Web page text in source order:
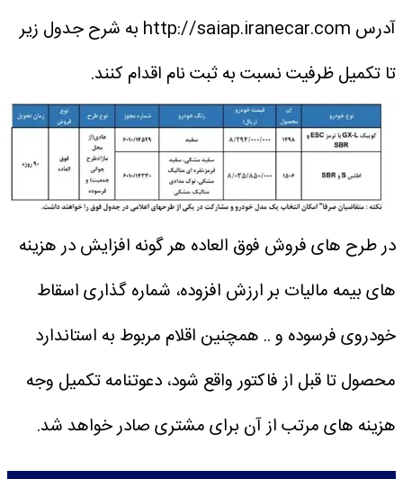
آدرس http://saiap.iranecar.com به شرح جدول زیر
تا تکمیل ظرفیت نسبت به ثبت نام اقدام کنند.
در طرح های فروش فوق العاده هر گونه افزایش در هزینه
های بیمه مالیات بر ارزش افزوده، شماره گذاری اسقاط
خودروی فرسوده و .. همچنین اقلام مربوط به استاندارد
محصول تا قبل از فاکتور واقع شود، دعوتنامه تکمیل وجه
هزینه های مرتب از آن برای مشتری صادر خواهد شد.